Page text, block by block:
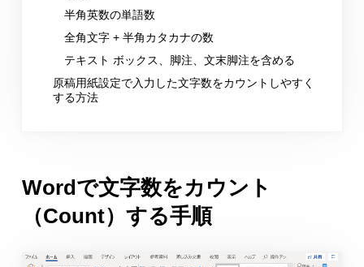
半角英数の単語数
全角文字 + 半角カタカナの数
テキスト ボックス、脚注、文末脚注を含める
原稿用紙設定で入力した文字数をカウントしやすく
する方法
Wordで文字数をカウント
（Count）する手順